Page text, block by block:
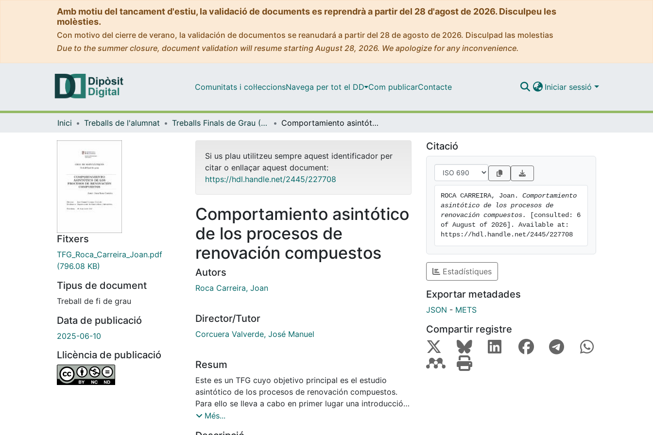
Amb motiu del tancament d'estiu, la validació de documents es reprendrà a partir del 28 d'agost de 2026. Disculpeu les
molèsties.
Con motivo del cierre de verano, la validación de documentos se reanudará a partir del 28 de agosto de 2026. Disculpad las molestias
Due to the summer closure, document validation will resume starting August 28, 2026. We apologize for any inconvenience.
Comunitats i col·leccionsNavega per tot el DD Com publicarContacte Iniciar sessió
Inici Treballs de l'alumnat Treballs Finals de Grau (TFG) - Matemàtiques Comportamiento asintótico de los procesos de renovación compuestos
Fitxers
TFG_Roca_Carreira_Joan.pdf
(796.08 KB)
Tipus de document
Treball de fi de grau
Data de publicació
2025-06-10
Llicència de publicació
Si us plau utilitzeu sempre aquest identificador per
citar o enllaçar aquest document:
https://hdl.handle.net/2445/227708
Comportamiento asintótico
de los procesos de
renovación compuestos
Autors
Roca Carreira, Joan
Director/Tutor
Corcuera Valverde, José Manuel
Resum
Este es un TFG cuyo objetivo principal es el estudio
asintótico de los procesos de renovación compuestos.
Para ello se lleva a cabo en primer lugar una introducción
en la cual se tratan los procesos de renovación. Luego se
Més...
Citació
ROCA CARREIRA, Joan. Comportamiento
asintótico de los procesos de
renovación compuestos.
[consulted: 6
of August of 2026]. Available at:
https://hdl.handle.net/2445/227708
Estadístiques
Exportar metadades
JSON - METS
Compartir registre